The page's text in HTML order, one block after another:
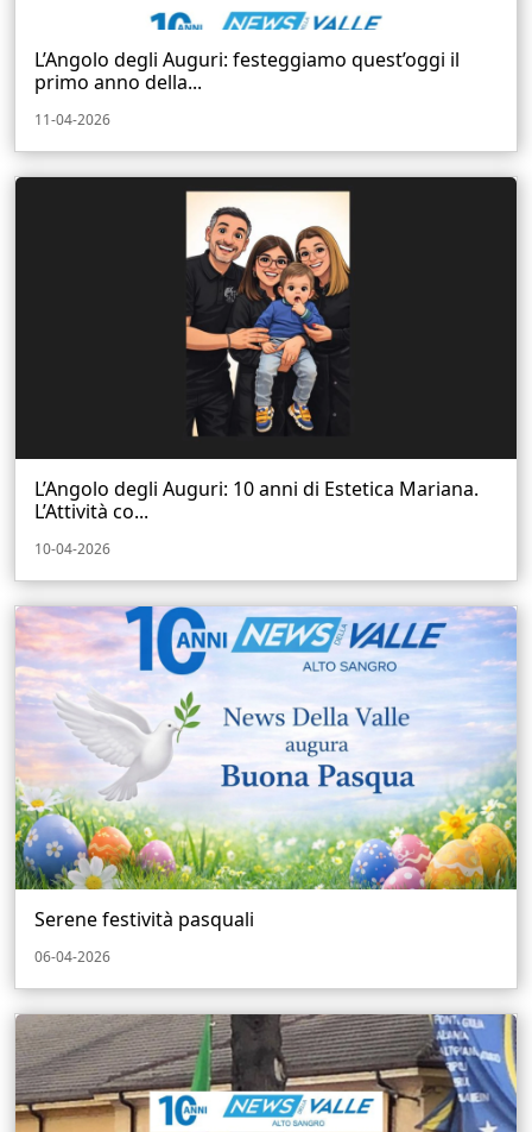
L’Angolo degli Auguri: festeggiamo quest’oggi il
primo anno della...
11-04-2026
L’Angolo degli Auguri: 10 anni di Estetica Mariana.
L’Attività co...
10-04-2026
Serene festività pasquali
06-04-2026